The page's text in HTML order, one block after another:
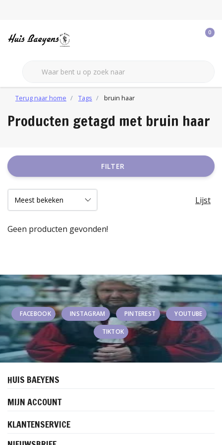
0
Terug naar home Tags bruin haar
Producten getagd met bruin haar
FILTER
Lijst
Geen producten gevonden!
FACEBOOK INSTAGRAM PINTEREST YOUTUBE
TIKTOK
HUIS BAEYENS
MIJN ACCOUNT
KLANTENSERVICE